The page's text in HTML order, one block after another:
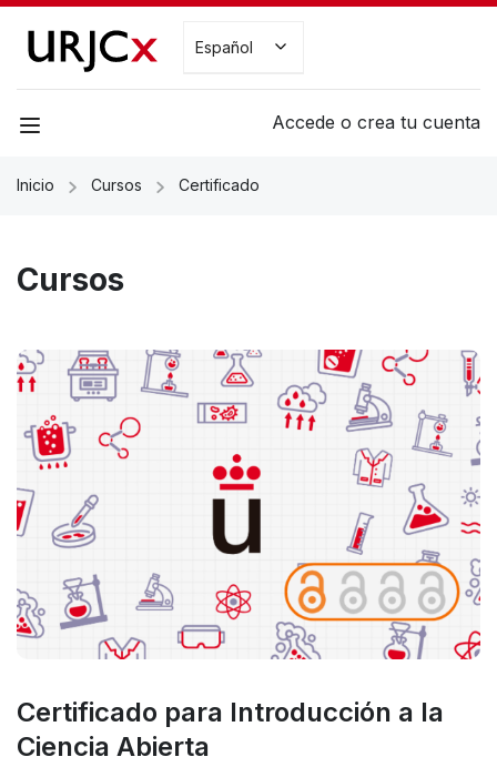
Español
Accede o crea tu cuenta
Inicio Cursos Certificado
Cursos
Certificado para Introducción a la
Ciencia Abierta